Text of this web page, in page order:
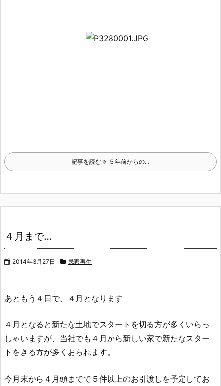
記事を読む ５年前からの…
４月まで…
2014年3月27日 民家再生
あともう４日で、４月となります
４月となると新たな土地でスタートを切る方が多くいらっ
しゃいますが、当社でも４月から新しい家で新たなスター
トをきる方が多くおられます。
今月末から４月頭までで５件以上のお引渡しを予定してお